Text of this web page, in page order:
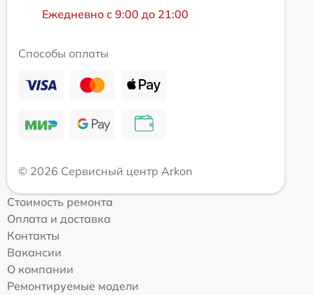
Ежедневно с 9:00 до 21:00
Способы оплаты
© 2026 Сервисный центр Arkon
Стоимость ремонта
Оплата и доставка
Контакты
Вакансии
О компании
Ремонтируемые модели